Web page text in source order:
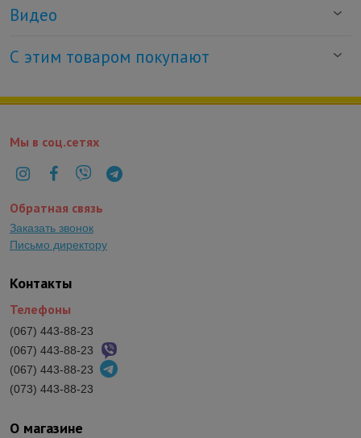
Видео
С этим товаром покупают
О магазине
Контакты
Телефоны
(067) 443-88-23
(067) 443-88-23
(067) 443-88-23
(073) 443-88-23
Мы в соц.сетях
Обратная связь
Заказать звонок
Письмо директору